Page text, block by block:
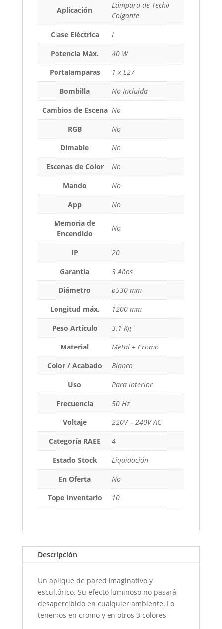
Aplicación
Lámpara de Techo
Colgante
Clase Eléctrica
I
Potencia Máx.
40 W
Portalámparas
1 x E27
Bombilla
No Incluida
Cambios de Escena No
RGB
No
Dimable
No
Escenas de Color
No
Mando
No
App
No
Memoria de
Encendido
No
IP
20
Garantía
3 Años
Diámetro
ø530 mm
Longitud máx.
1200 mm
Peso Artículo
3.1 Kg
Material
Metal + Cromo
Color / Acabado
Blanco
Uso
Para interior
Frecuencia
50 Hz
Voltaje
220V – 240V AC
Categoría RAEE
4
Estado Stock
Liquidación
En Oferta
No
Tope Inventario
10
Descripción
Un aplique de pared imaginativo y
escultórico. Su efecto luminoso no pasará
desapercibido en cualquier ambiente. Lo
tenemos en cromo y en otros 3 colores.